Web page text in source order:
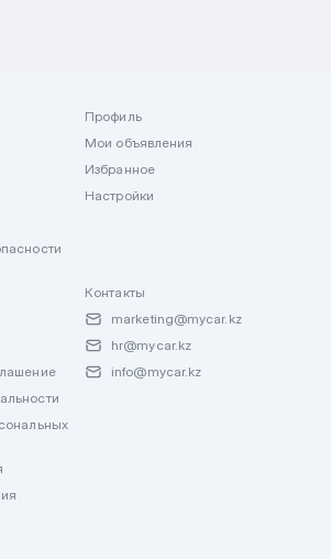
Профиль
Мои объявления
Избранное
Настройки
Контакты
marketing@mycar.kz
hr@mycar.kz
info@mycar.kz